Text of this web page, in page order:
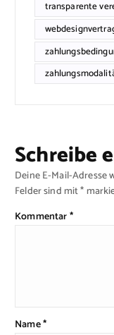
transparente
Schreibe
Deine E-Mail-
Felder sind mit*
Kommentar*
Name*